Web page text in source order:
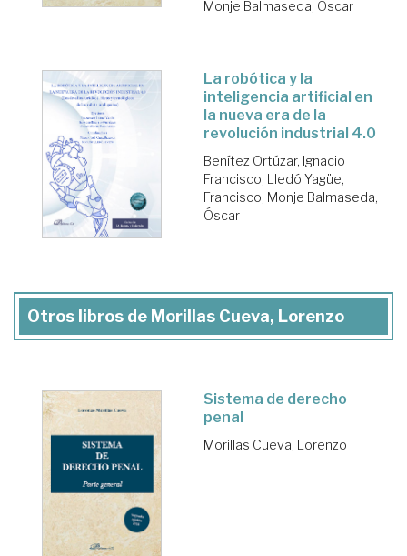
Monje Balmaseda, Óscar
La robótica y la
inteligencia artificial en
la nueva era de la
revolución industrial 4.0
Benítez Ortúzar, Ignacio
Francisco; Lledó Yagüe,
Francisco; Monje Balmaseda,
Óscar
Otros libros de Morillas Cueva, Lorenzo
Sistema de derecho
penal
Morillas Cueva, Lorenzo